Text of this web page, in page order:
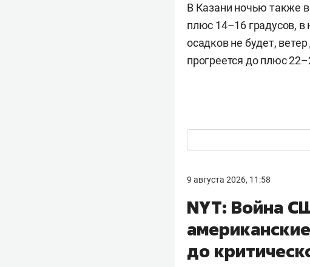
В Казани ночью также
плюс 14–16 градусов,
осадков не будет,
прогреется до плюс
9 августа 2026, 11:58
NYT: Война
до